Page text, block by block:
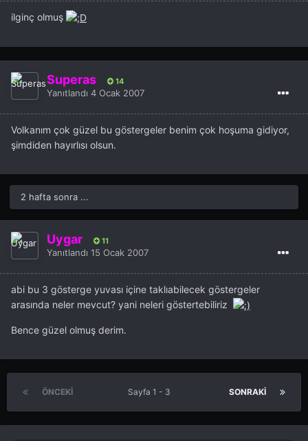
ilginç olmuş
Superas 14
Yanıtlandı 4 Ocak 2007
Volkanım çok güzel bu göstergeler benim çok hoşuma gidiyor,
şimdiden hayırlısı olsun.
2 hafta sonra ...
Uygar 11
Yanıtlandı 15 Ocak 2007
abi bu 3 gösterge yuvası içine taklıabilecek göstergeler
arasında neler mevcut? yani neleri göstertebiliriz
Bence güzel olmuş derim.
ÖNCEKI SONRAKI
Sayfa 1 - 3